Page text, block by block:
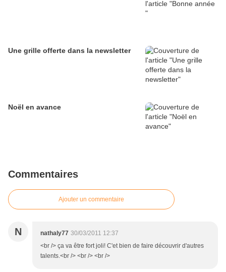
Une grille offerte dans la newsletter
Noël en avance
Commentaires
Ajouter un commentaire
N nathaly77 30/03/2011 12:37
<br /> ça va être fort joli! C'et bien de faire découvrir d'autres
talents.<br /> <br /> <br />